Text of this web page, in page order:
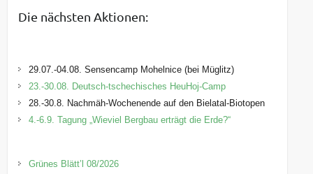
Die nächsten Aktionen:
29.07.-04.08. Sensencamp Mohelnice (bei Müglitz)
23.-30.08. Deutsch-tschechisches HeuHoj-Camp
28.-30.8. Nachmäh-Wochenende auf den Bielatal-Biotopen
4.-6.9. Tagung „Wieviel Bergbau erträgt die Erde?“
Grünes Blätt’l 08/2026